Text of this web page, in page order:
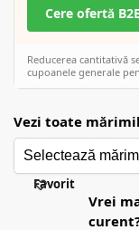
Cere ofertă
Reducerea cantitativă
cupoanele generale
Vezi toate
Favorit
Vrei